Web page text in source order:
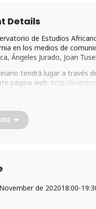
Details
de Estudios
en los medios de
Ángeles Jurado, Joan
tendrá lugar a través
página web: http://
de 202018:00-